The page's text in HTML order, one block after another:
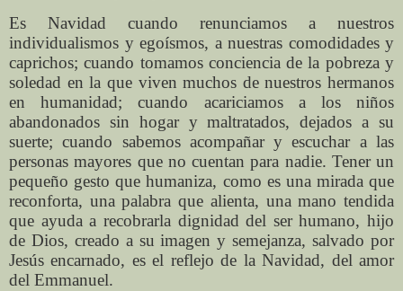
Es Navidad cuando renunciamos a nuestros
individualismos y egoísmos, a nuestras comodidades y
caprichos; cuando tomamos conciencia de la pobreza y
soledad en la que viven muchos de nuestros hermanos
en humanidad; cuando acariciamos a los niños
abandonados sin hogar y maltratados, dejados a su
suerte; cuando sabemos acompañar y escuchar a las
personas mayores que no cuentan para nadie. Tener un
pequeño gesto que humaniza, como es una mirada que
reconforta, una palabra que alienta, una mano tendida
que ayuda a recobrarla dignidad del ser humano, hijo
de Dios, creado a su imagen y semejanza, salvado por
Jesús encarnado, es el reflejo de la Navidad, del amor
del Emmanuel.